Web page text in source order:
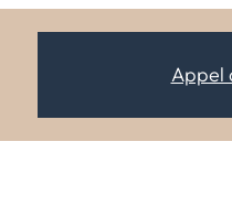
Appel